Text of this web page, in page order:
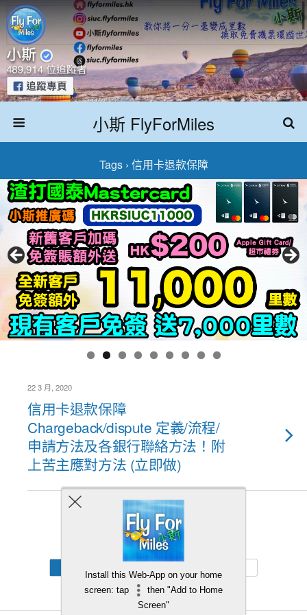
小斯 FlyForMiles
Tags › 信用卡退款保障
22 3 月, 2020
信用卡退款保障
Chargeback/dispute 定義/流程/
申請方法及各銀行聯絡方法！附
上苦主應對方法 (立即做)
Back to top
Install this Web-App on your home
screen: tap
then "Add to Home
Screen"